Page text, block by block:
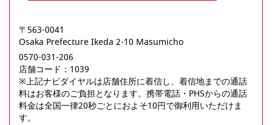
〒563-0041
Osaka PrefectureIkeda 2-10 Masumicho
0570-031-206
店舗コード：1039
※上記ナビダイヤルは店舗住所に着信し、着信地までの通話
料はお客様のご負担となります。携帯電話・PHSからの通話
料金は全国一律20秒ごとにおよそ10円で御利用いただけま
す。